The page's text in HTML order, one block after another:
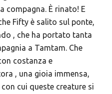
compagna. È rinato! E
Fifty è salito sul ponte,
, che ha portato tanta
a Tamtam. Che
costanza e
, una gioia immensa,
cui queste creature si